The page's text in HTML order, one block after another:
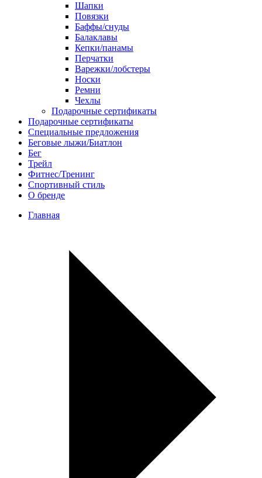
Шапки
Повязки
Баффы/снуды
Балаклавы
Кепки/панамы
Перчатки
Варежки/лобстеры
Носки
Ремни
Чехлы
Подарочные сертификаты
Подарочные сертификаты
Специальные предложения
Беговые лыжи/Биатлон
Бег
Трейл
Фитнес/Тренинг
Спортивный стиль
О бренде
Главная